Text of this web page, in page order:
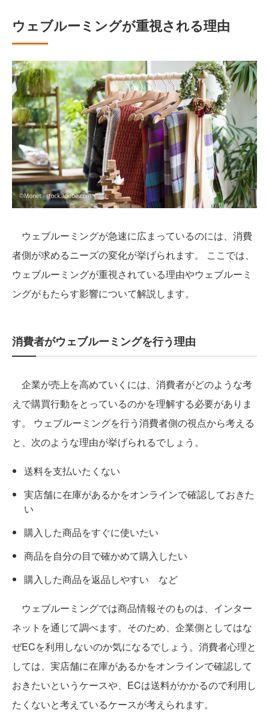
ウェブルーミングが重視される理由
ウェブルーミングが急速に広まっているのには、消費
者側が求めるニーズの変化が挙げられます。 ここでは、
ウェブルーミングが重視されている理由やウェブルーミ
ングがもたらす影響について解説します。
消費者がウェブルーミングを行う理由
企業が売上を高めていくには、消費者がどのような考
えで購買行動をとっているのかを理解する必要がありま
す。 ウェブルーミングを行う消費者側の視点から考える
と、次のような理由が挙げられるでしょう。
送料を支払いたくない
実店舗に在庫があるかをオンラインで確認しておきた
い
購入した商品をすぐに使いたい
商品を自分の目で確かめて購入したい
購入した商品を返品しやすい など
ウェブルーミングでは商品情報そのものは、インター
ネットを通じて調べます。そのため、企業側としてはな
ぜECを利用しないのか気になるでしょう。消費者心理と
しては、実店舗に在庫があるかをオンラインで確認して
おきたいというケースや、ECは送料がかかるので利用し
たくないと考えているケースが考えられます。